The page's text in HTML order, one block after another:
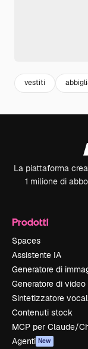
vestiti
La piattaforma
1 milione di
Prodotti
Spaces
Assistente IA
Generatore di
Generatore di video
Sintetizzatore
Contenuti stock
MCP per Claude/
Agenti New